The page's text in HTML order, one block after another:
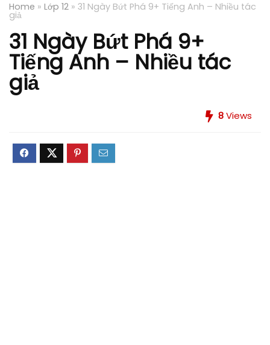
Home » Lớp 12 » 31 Ngày Bứt Phá 9+ Tiếng Anh – Nhiều tác
giả
31 Ngày Bứt Phá 9+
Tiếng Anh – Nhiều tác
giả
8Views